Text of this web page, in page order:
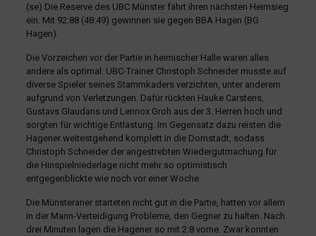
(se) Die Reserve des UBC Münster fährt ihren nächsten Heimsieg
ein. Mit 92:88 (48:49) gewinnen sie gegen BBA Hagen (BG
Hagen).
Die Vorzeichen vor der Partie in heimischer Halle waren alles
andere als optimal: UBC-Trainer Christoph Schneider musste auf
diverse Spieler seines Stammkaders verzichten, unter anderem
aufgrund von Verletzungen. Dafür rückten Hauke Carstens,
Gustavs Glaudans und Lennox Groh aus der 3. Herren hoch und
sorgten für wichtige Entlastung. Im Gegensatz dazu reisten die
Hagener weitestgehend komplett in die Domstadt, sodass
Christoph Schneider der angestrebten Wiedergutmachung für
die Hinspielniederlage nicht mehr so optimistisch
entgegenblickte wie noch vor einer Woche.
Die Münsteraner starteten nicht gut in die Partie, hatten vor allem
in der Mann-Verteidigung Probleme, den Gegner zu halten. Nach
drei Minuten lagen die Hagener so mit 2:8 vorne. Zwar konnten